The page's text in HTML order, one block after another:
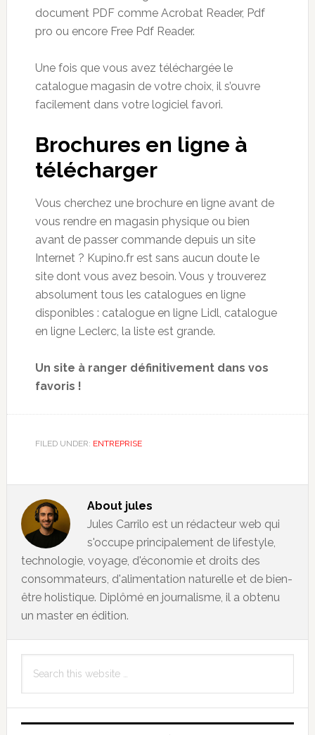
document PDF comme Acrobat Reader, Pdf
pro ou encore Free Pdf Reader.
Une fois que vous avez téléchargée le
catalogue magasin de votre choix, il s’ouvre
facilement dans votre logiciel favori.
Brochures en ligne à
télécharger
Vous cherchez une brochure en ligne avant de
vous rendre en magasin physique ou bien
avant de passer commande depuis un site
Internet ? Kupino.fr est sans aucun doute le
site dont vous avez besoin. Vous y trouverez
absolument tous les catalogues en ligne
disponibles : catalogue en ligne Lidl, catalogue
en ligne Leclerc, la liste est grande.
Un site à ranger définitivement dans vos
favoris !
FILED UNDER: ENTREPRISE
About jules
Jules Carrilo est un rédacteur web qui
s'occupe principalement de lifestyle,
technologie, voyage, d'économie et droits des
consommateurs, d'alimentation naturelle et de bien-
être holistique. Diplômé en journalisme, il a obtenu
un master en édition.
Primary
Sidebar
this